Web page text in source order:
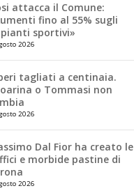
attacca il Comune:
fino al 55% sugli
sportivi»
2026
tagliati a centinaia.
o Tommasi non
2026
Dal Fior ha creato le
e morbide pastine di
2026